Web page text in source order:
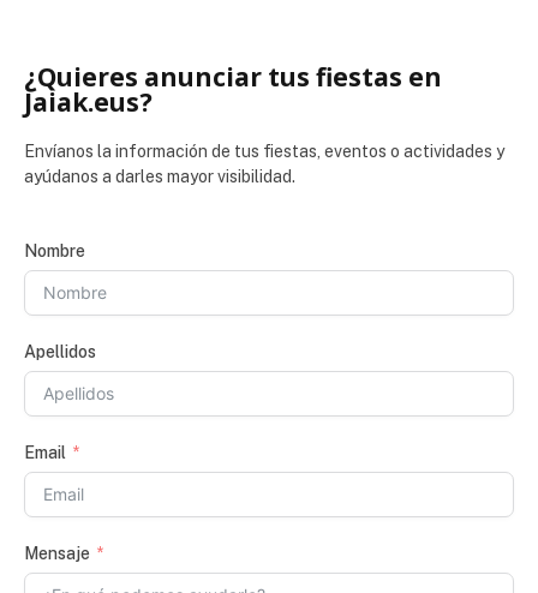
¿Quieres anunciar tus fiestas en
Jaiak.eus?
Envíanos la información de tus fiestas, eventos o actividades y
ayúdanos a darles mayor visibilidad.
Nombre
Apellidos
Email
Mensaje